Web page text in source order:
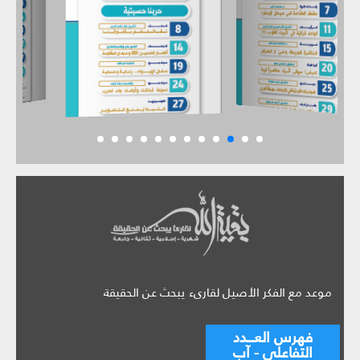
موعد مع الفكر الأصيل لقارىء يبحث عن الحقيقة
فهرس العـــدد
التفاعلي - آب